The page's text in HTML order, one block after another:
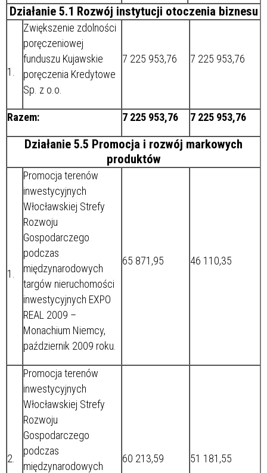
Działanie 5.1 Rozwój instytucji otoczenia biznesu
1.
Zwiększenie zdolności
poręczeniowej
funduszu Kujawskie
poręczenia Kredytowe
Sp. z o.o.
7 225 953,76 7 225 953,76
Razem: 7 225 953,76 7 225 953,76
Działanie 5.5 Promocja i rozwój markowych
produktów
1.
Promocja terenów
inwestycyjnych
Włocławskiej Strefy
Rozwoju
Gospodarczego
podczas
międzynarodowych
targów nieruchomości
inwestycyjnych EXPO
REAL 2009 –
Monachium Niemcy,
październik 2009 roku.
65 871,95 46 110,35
2.
Promocja terenów
inwestycyjnych
Włocławskiej Strefy
Rozwoju
Gospodarczego
podczas
międzynarodowych
60 213,59 51 181,55